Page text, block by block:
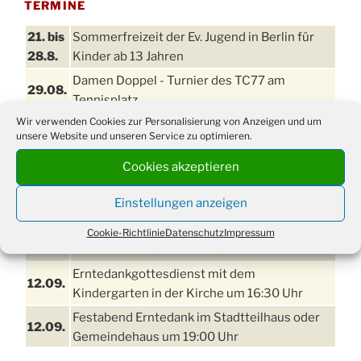
Wir verwenden Cookies zur Personalisierung von Anzeigen und um
unsere Website und unseren Service zu optimieren.
Cookies akzeptieren
Einstellungen anzeigen
Cookie-RichtlinieDatenschutzImpressum
TERMINE
21. bis
28.8.
Sommerfreizeit der Ev. Jugend in Berlin für
Kinder ab 13 Jahren
29.08.
Damen Doppel - Turnier des TC77 am
Tennisplatz
03.09.
Einschulungsgottesdienst in der Kirche um
09:00 Uhr
13.09.
Erntefest in Drabenderhöhe
Disco für Jung und Junggebliebene
(Ernteverein) im Stadtteilhaus oder
12.09.
Erntedankgottesdienst mit dem
Kindergarten in der Kirche um 16:30 Uhr
12.09.
Festabend Erntedank im Stadtteilhaus oder
Gemeindehaus um 19:00 Uhr